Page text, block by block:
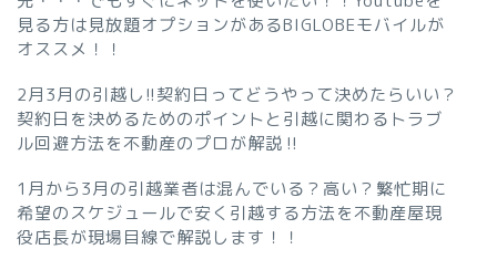
見る方は見放題オプションがあるBIGLOBEモバイルが
オススメ！！
2月3月の引越し!!契約日ってどうやって決めたらいい？
契約日を決めるためのポイントと引越に関わるトラブ
ル回避方法を不動産のプロが解説‼︎
1月から3月の引越業者は混んでいる？高い？繁忙期に
希望のスケジュールで安く引越する方法を不動産屋現
役店長が現場目線で解説します！！